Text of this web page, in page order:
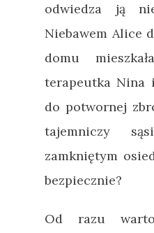
odwiedza ją
Niebawem Alice
domu
terapeutka Nina
do potwornej
tajemniczy
zamkniętym
bezpiecznie?
Od razu